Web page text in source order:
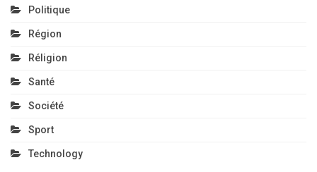
Politique
Région
Réligion
Santé
Société
Sport
Technology